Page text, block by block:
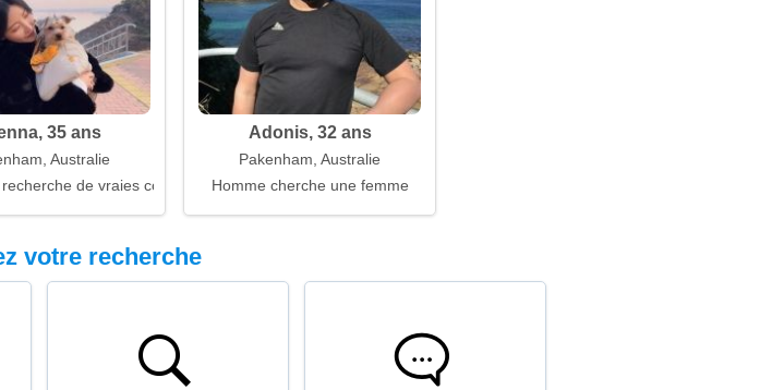
à temps
35 ans
Australie
de vraies conversations
Adonis, 32 ans
Pakenham, Australie
Homme cherche une femme
votre recherche